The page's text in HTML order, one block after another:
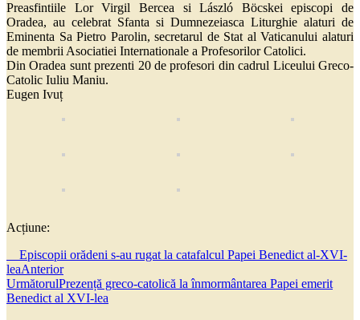
Preasfintiile Lor Virgil Bercea si László Böcskei episcopi de
Oradea, au celebrat Sfanta si Dumnezeiasca Liturghie alaturi de
Eminenta Sa Pietro Parolin, secretarul de Stat al Vaticanului alaturi
de membrii Asociatiei Internationale a Profesorilor Catolici.
Din Oradea sunt prezenti 20 de profesori din cadrul Liceului Greco-
Catolic Iuliu Maniu.
Eugen Ivuț
Acțiune:
Episcopii orădeni s-au rugat la catafalcul Papei Benedict al-XVI-
leaAnterior
UrmătorulPrezență greco-catolică la înmormântarea Papei emerit
Benedict al XVI-lea